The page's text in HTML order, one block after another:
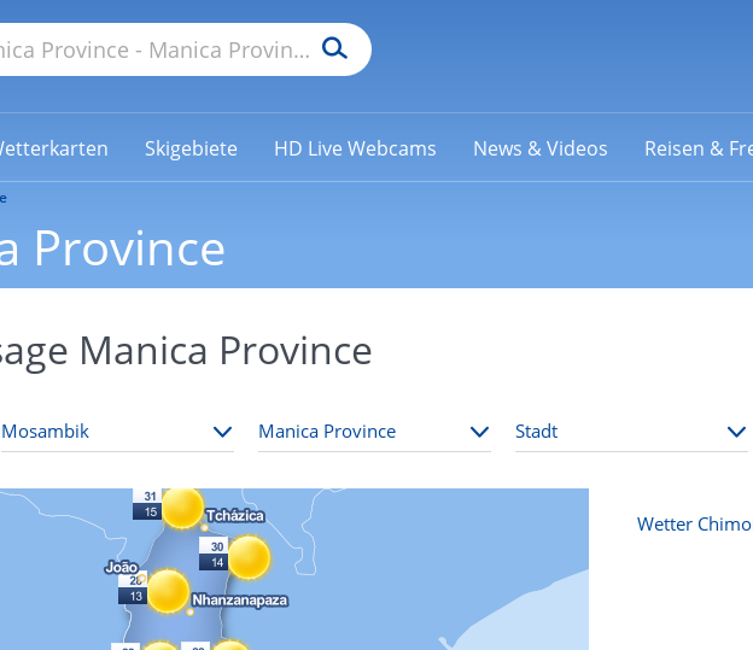
Skigebiete HD Live Webcams News & Videos Reisen &
Province
Manica Province
Wetter